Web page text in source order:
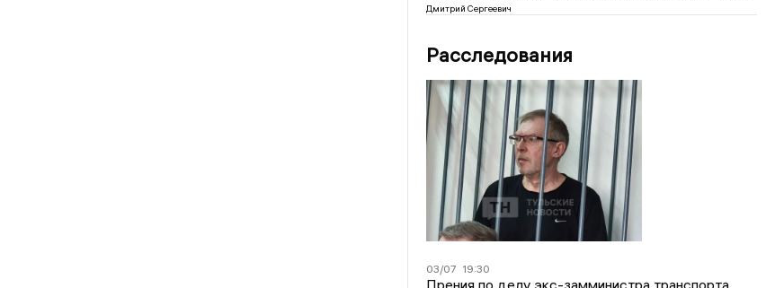
Дмитрий Сергеевич
Расследования
03/07 19:30
Прения по делу экс-замминистра транспорта